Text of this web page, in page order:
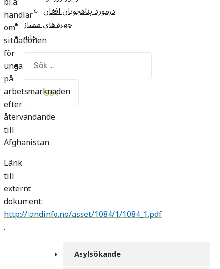
درمورد پناهجويان افغان
چهره های ممتاز
خانه
efter:
handlar
om
situationen
för
unga
på
arbetsmarknaden
efter
återvändande
till
Afghanistan
Länk
till
externt
dokument:
http://landinfo.no/asset/1084/1/1084_1.pdf
.
Asylsökande